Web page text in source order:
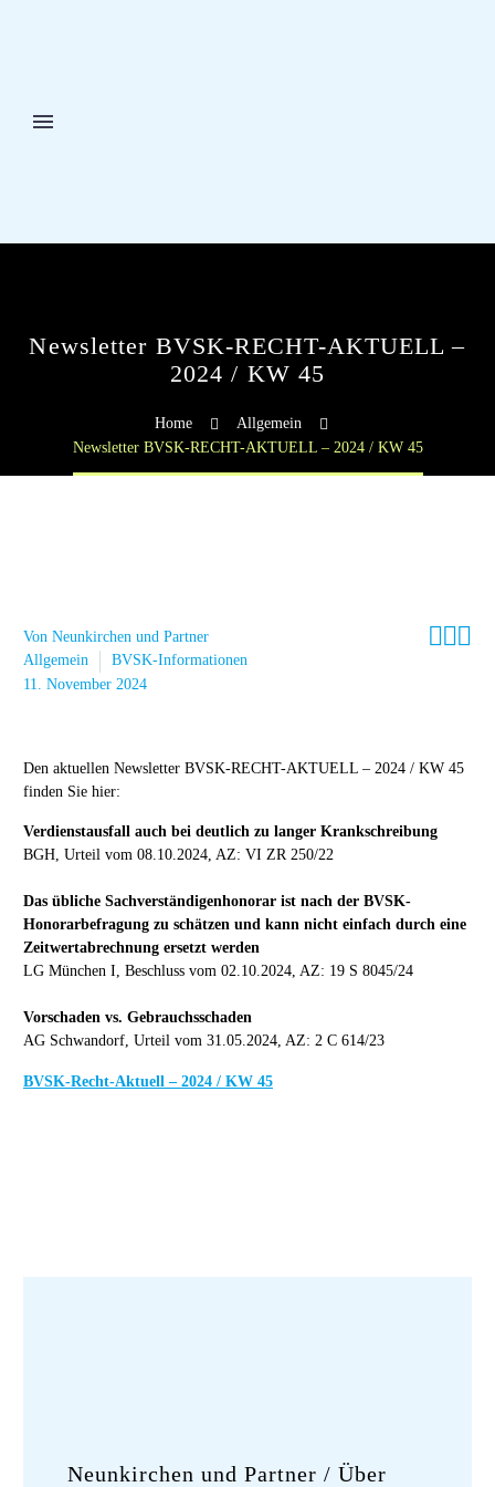
Newsletter BVSK-RECHT-AKTUELL –
2024 / KW 45
Home
Allgemein
Newsletter BVSK-RECHT-AKTUELL – 2024 / KW 45

Von Neunkirchen und Partner
Allgemein
BVSK-Informationen
11. November 2024
Den aktuellen Newsletter BVSK-RECHT-AKTUELL – 2024 / KW 45
finden Sie hier:
Verdienstausfall auch bei deutlich zu langer Krankschreibung
BGH, Urteil vom 08.10.2024, AZ: VI ZR 250/22
Das übliche Sachverständigenhonorar ist nach der BVSK-
Honorarbefragung zu schätzen und kann nicht einfach durch eine
Zeitwertabrechnung ersetzt werden
LG München I, Beschluss vom 02.10.2024, AZ: 19 S 8045/24
Vorschaden vs. Gebrauchsschaden
AG Schwandorf, Urteil vom 31.05.2024, AZ: 2 C 614/23
BVSK-Recht-Aktuell – 2024 / KW 45
Neunkirchen und Partner / Über